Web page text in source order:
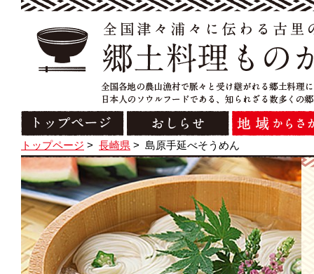
トップページ > 長崎県 > 島原手延べそうめん